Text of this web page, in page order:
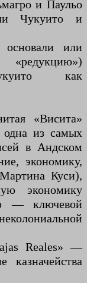
и Паульо
Чукуито и
или
как
«Висита»
из самых
в Андском
экономику,
Куси),
экономику
— ключевой
Reales» —
казначейства